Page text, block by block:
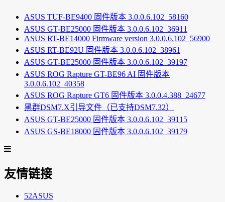
ASUS TUF-BE9400 固件版本 3.0.0.6.102_58160
ASUS GT-BE25000 固件版本 3.0.0.6.102_36911
ASUS RT-BE14000 Firmware version 3.0.0.6.102_56900
ASUS RT-BE92U 固件版本 3.0.0.6.102_38961
ASUS GT-BE25000 固件版本 3.0.0.6.102_39197
ASUS ROG Rapture GT-BE96 AI 固件版本
3.0.0.6.102_40358
ASUS ROG Rapture GT6 固件版本 3.0.0.4.388_24677
黑群DSM7.X引导文件（已支持DSM7.32）
ASUS GT-BE25000 固件版本 3.0.0.6.102_39115
ASUS GS-BE18000 固件版本 3.0.0.6.102_39179
友情链接
52ASUS